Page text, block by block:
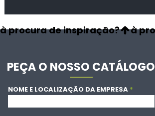
à procura de inspiração?
PEÇA O NOSSO CATÁLOGO
NOME E LOCALIZAÇÃO DA EMPRESA